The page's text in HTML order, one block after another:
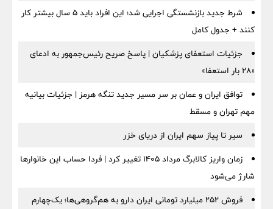
شرط جدید بازنشستگی اجرایی شد؛ این افراد باید ۵ سال بیشتر کار
کنند + جدول کامل
جزئیات استعفای پزشکیان | پاسخ صریح رئیس‌جمهور به ادعای
«۲۸ بار استعفا»
توافق ایران و عمان بر سر مسیر جدید تنگه هرمز | جزئیات بیانیه
مهم تهران و مسقط
سیر تا پیاز سهم ایران از دریای خزر
زمان واریز کالابرگ مرداد ۱۴۰۵ تغییر کرد | فردا حساب این خانوارها
شارژ می‌شود
فروش ۲۵۲ میلیارد تومانی ایران دارو به هم‌گروهی‌ها؛ یک‌چهارم